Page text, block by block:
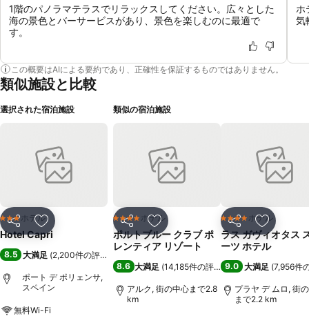
1階のパノラマテラスでリラックスしてください。広々とした
海の景色とバーサービスがあり、景色を楽しむのに最適で
す。
ホ
気
この概要はAIによる要約であり、正確性を保証するものではありません。
類似施設と比較
選択された宿泊施設
シェア お気に入りに追加
3 ホテルのランク
ホテル
Hotel Capri
8.5 大満足 (2,200件の評価
ポート デ ポリェンサ,
スペイン
無料Wi-Fi
類似の宿泊施設
シェア お気に入りに追加
4 ホテルのランク
ホテル
ポルトブルー クラブ ポ
レンティア リゾート
8.6 大満足 (14,185件の評価)
アルク, 街の中心まで2.8
km
シェア お気に入
4 ホテルのランク
ホテル
ラス ガヴィオタス
ーツ ホテル
9.0 大満足 (7,956件
プラヤ デ ムロ, 街
まで2.2 km